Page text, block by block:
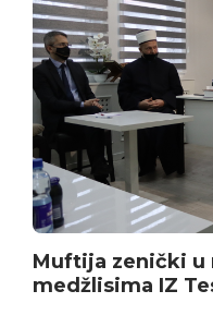
Muftija zenički u
medžlisima IZ